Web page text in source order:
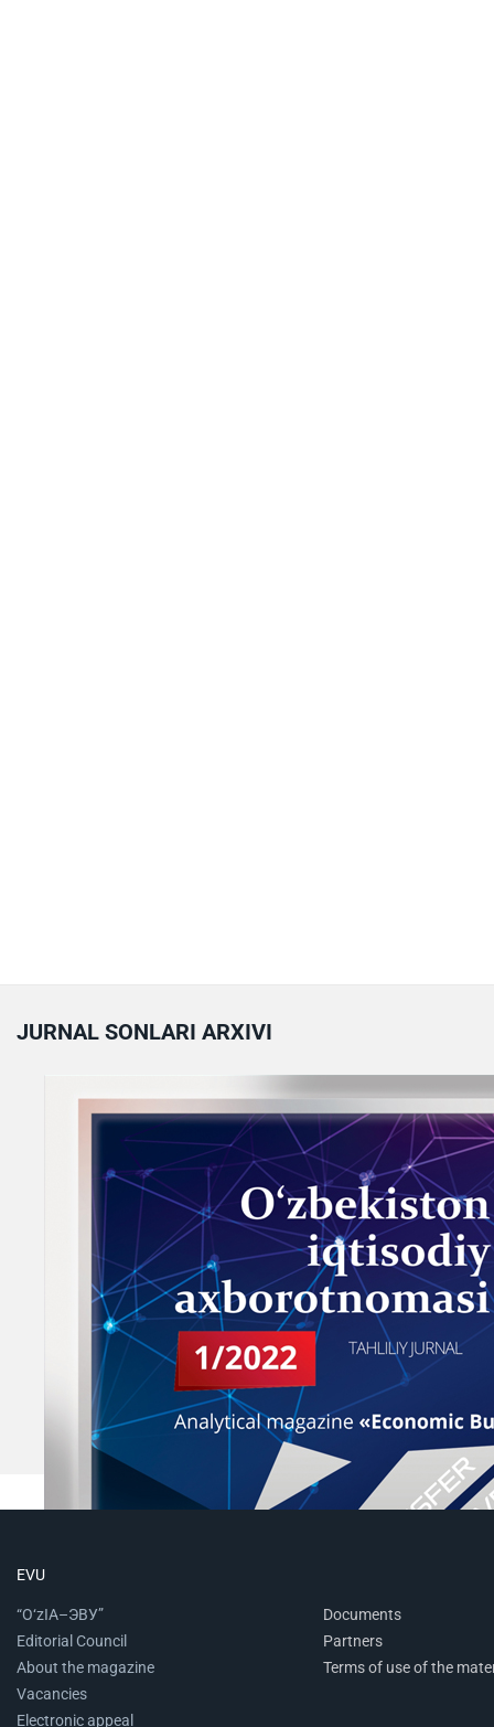
JURNAL SONLARI ARXIVI
EVU
“O‘zIA–ЭВУ”
Editorial Council
About the magazine
Vacancies
Electronic appeal
Documents
Partners
Terms of use of the